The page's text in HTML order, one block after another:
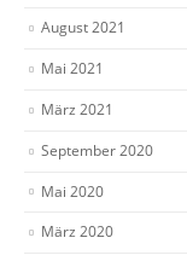
August 2021
Mai 2021
März 2021
September 2020
Mai 2020
März 2020